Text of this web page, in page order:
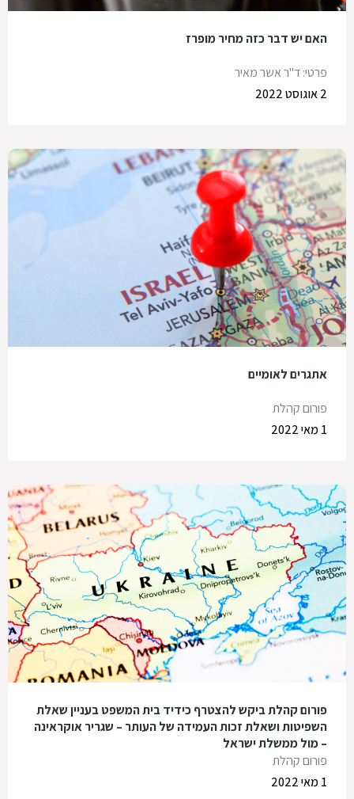
האם יש דבר כזה מחיר מופרז
פרטי: ד"ר אשר מאיר
2 אוגוסט 2022
אתגרים לאומיים
פורום קהלת
1 מאי 2022
פורום קהלת ביקש להצטרף כידיד בית המשפט בעניין שאלת
השפיטות ושאלת זכות העמידה של העותר – שגריר אוקראינה
– מול ממשלת ישראל
פורום קהלת
1 מאי 2022